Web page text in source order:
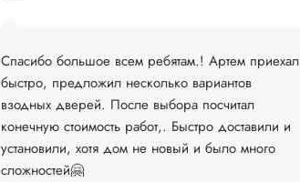
Спасибо большое всем ребятам.! Артем приехал
быстро, предложил несколько вариантов
взодных дверей. После выбора посчитал
конечную стоимость работ,. Быстро доставили и
установили, хотя дом не новый и было много
сложностей🤗